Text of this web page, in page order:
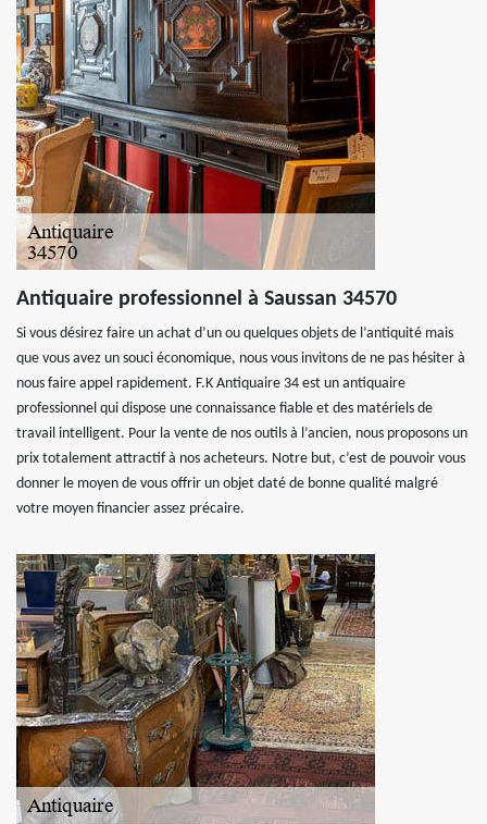
Antiquaire professionnel à Saussan 34570
Si vous désirez faire un achat d’un ou quelques objets de l’antiquité mais
que vous avez un souci économique, nous vous invitons de ne pas hésiter à
nous faire appel rapidement. F.K Antiquaire 34 est un antiquaire
professionnel qui dispose une connaissance fiable et des matériels de
travail intelligent. Pour la vente de nos outils à l’ancien, nous proposons un
prix totalement attractif à nos acheteurs. Notre but, c’est de pouvoir vous
donner le moyen de vous offrir un objet daté de bonne qualité malgré
votre moyen financier assez précaire.